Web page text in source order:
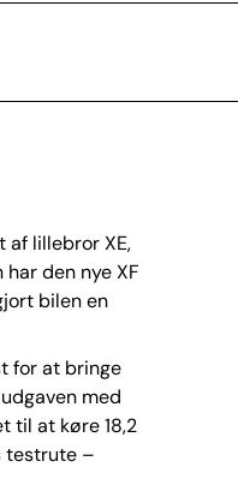
af lillebror XE,
den nye XF
bilen en
for at bringe
med
til at køre 18,2
testrute –